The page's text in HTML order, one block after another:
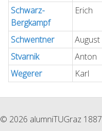
Schwarz-
Bergkampf
Erich
Schwentner
August
Stvarnik
Anton
Wegerer
Karl
© 2026 alumniTUGraz 1887